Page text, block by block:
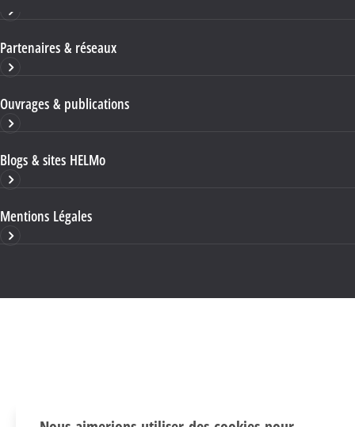
Partenaires & réseaux
Ouvrages & publications
Blogs & sites HELMo
Mentions Légales